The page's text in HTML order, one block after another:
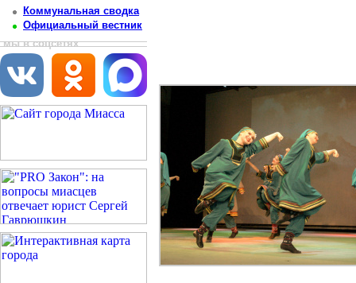
Коммунальная сводка
Официальный вестник
мы в соцсетях